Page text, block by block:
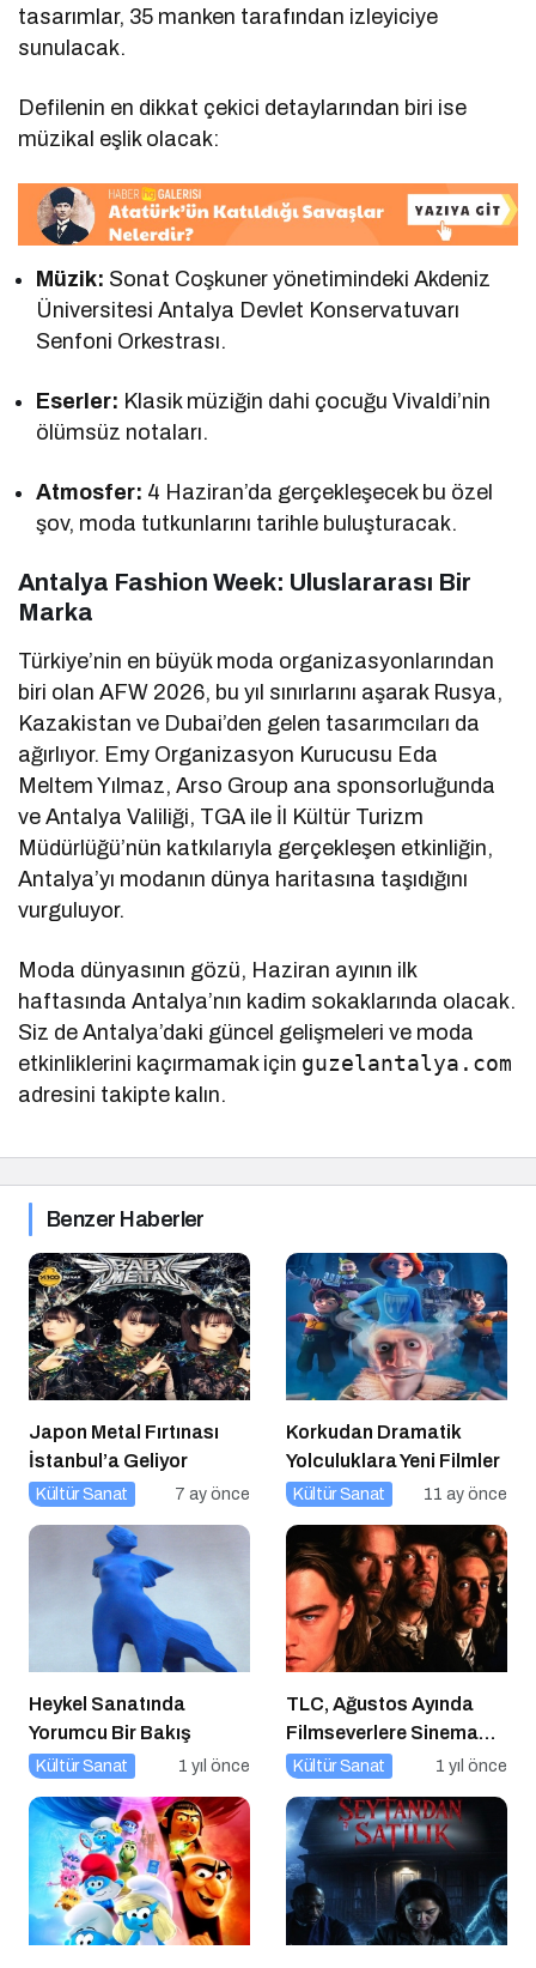
tasarımlar, 35 manken tarafından izleyiciye
sunulacak.
Defilenin en dikkat çekici detaylarından biri ise
müzikal eşlik olacak:
Müzik: Sonat Coşkuner yönetimindeki Akdeniz
Üniversitesi Antalya Devlet Konservatuvarı
Senfoni Orkestrası.
Eserler: Klasik müziğin dahi çocuğu Vivaldi’nin
ölümsüz notaları.
Atmosfer: 4 Haziran’da gerçekleşecek bu özel
şov, moda tutkunlarını tarihle buluşturacak.
Antalya Fashion Week: Uluslararası Bir
Marka
Türkiye’nin en büyük moda organizasyonlarından
biri olan AFW 2026, bu yıl sınırlarını aşarak Rusya,
Kazakistan ve Dubai’den gelen tasarımcıları da
ağırlıyor. Emy Organizasyon Kurucusu Eda
Meltem Yılmaz, Arso Group ana sponsorluğunda
ve Antalya Valiliği, TGA ile İl Kültür Turizm
Müdürlüğü’nün katkılarıyla gerçekleşen etkinliğin,
Antalya’yı modanın dünya haritasına taşıdığını
vurguluyor.
Moda dünyasının gözü, Haziran ayının ilk
haftasında Antalya’nın kadim sokaklarında olacak.
Siz de Antalya’daki güncel gelişmeleri ve moda
etkinliklerini kaçırmamak için guzelantalya.com
adresini takipte kalın.
Benzer Haberler
Japon Metal Fırtınası
İstanbul’a Geliyor
Kültür Sanat 7 ay önce
Korkudan Dramatik
Yolculuklara Yeni Filmler
Kültür Sanat 11 ay önce
Heykel Sanatında
Yorumcu Bir Bakış
Kültür Sanat 1 yıl önce
TLC, Ağustos Ayında
Filmseverlere Sinema
Dolu Akşamlar Sunuyor
Kültür Sanat 1 yıl önce